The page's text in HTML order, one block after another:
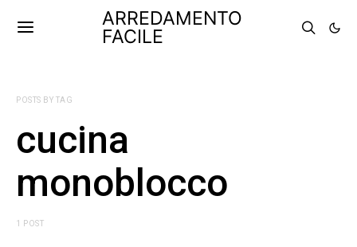
ARREDAMENTO
FACILE
POSTS BY TAG
cucina
monoblocco
1 POST